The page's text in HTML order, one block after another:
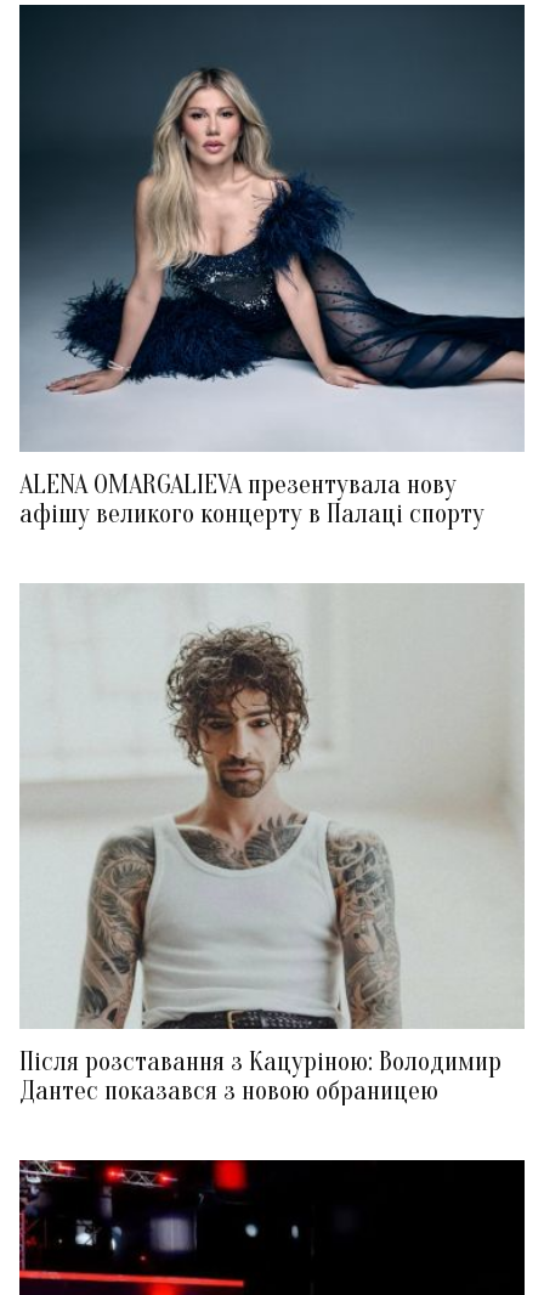
ALENA OMARGALIEVA презентувала нову
афішу великого концерту в Палаці спорту
Після розставання з Кацуріною: Володимир
Дантес показався з новою обраницею